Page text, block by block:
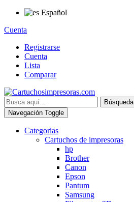
Español
Cuenta
Registrarse
Cuenta
Lista
Comparar
Búsqueda
Navegación Toggle
Categorias
Cartuchos de impresoras
hp
Brother
Canon
Epson
Pantum
Samsung